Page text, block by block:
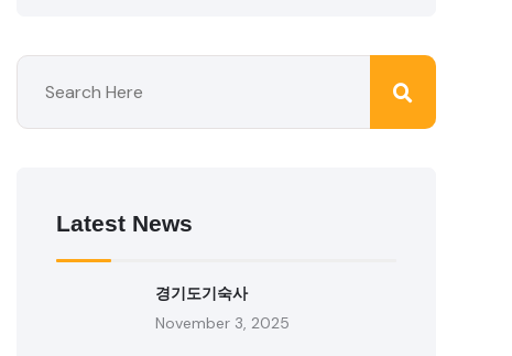
Latest News
경기도기숙사
November 3, 2025